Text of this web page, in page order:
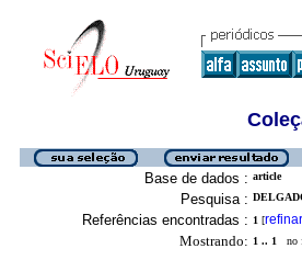
Base de dados : article
Pesquisa :
Referências encontradas : 1 [refinar
Mostrando: 1 .. 1 no